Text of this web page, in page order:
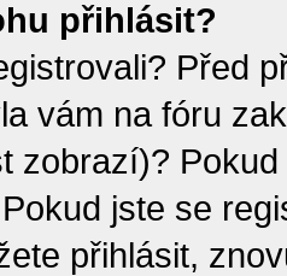
přihlásit?
Před
vám na fóru
zobrazí)?
jste se
přihlásit,